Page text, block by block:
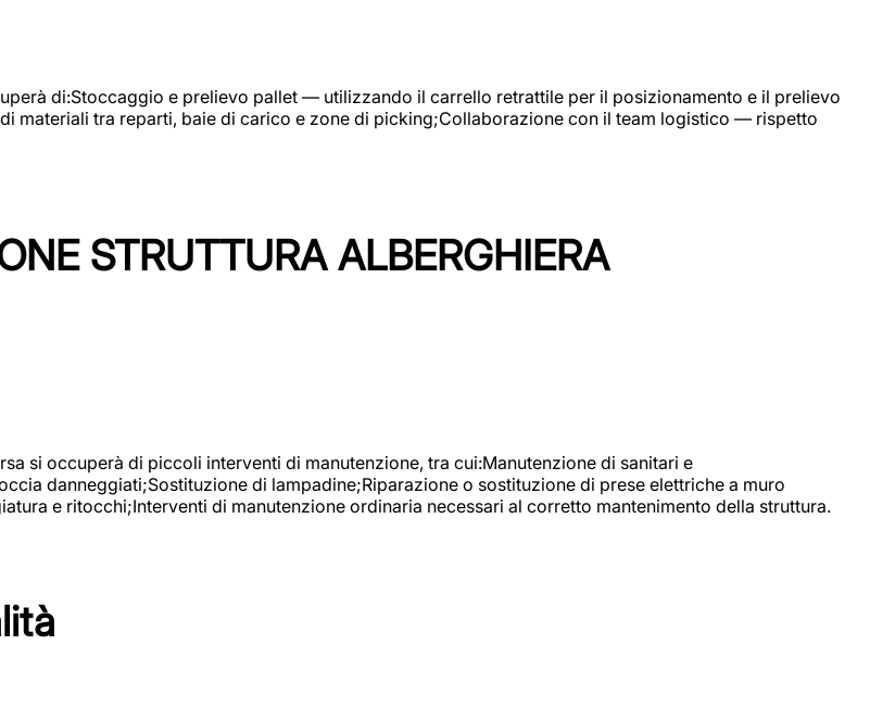
di:Stoccaggio e prelievo pallet — utilizzando il carrello retrattile per il posizionamento e il prelievo
materiali tra reparti, baie di carico e zone di picking;Collaborazione con il team logistico — rispetto
STRUTTURA ALBERGHIERA
si occuperà di piccoli interventi di manutenzione, tra cui:Manutenzione di sanitari e
danneggiati;Sostituzione di lampadine;Riparazione o sostituzione di prese elettriche a muro
e ritocchi;Interventi di manutenzione ordinaria necessari al corretto mantenimento della struttura.